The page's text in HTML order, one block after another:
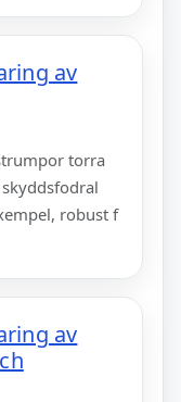
av
torra
robust f
av